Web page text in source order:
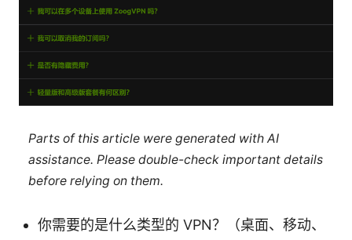
Parts of this article were generated with AI
assistance. Please double-check important details
before relying on them.
你需要的是什么类型的 VPN？（桌面、移动、